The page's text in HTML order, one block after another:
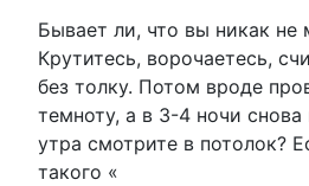
Бывает ли, что вы никак не
Крутитесь, ворочаетесь,
без толку. Потом вроде
темноту, а в 3-4 ночи
утра смотрите в потолок?
такого «